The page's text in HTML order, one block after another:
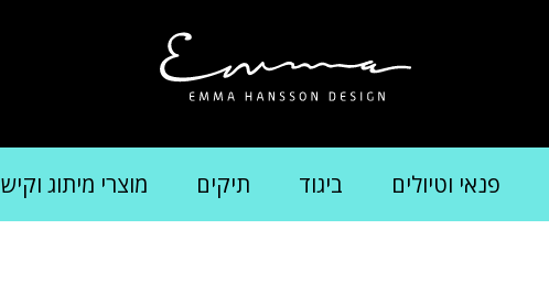
פנאי וטיולים ביגוד תיקים מוצרי מיתוג